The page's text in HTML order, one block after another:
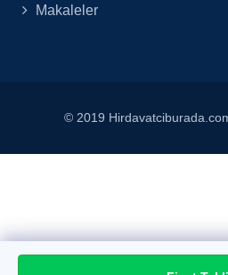
Makaleler
© 2019